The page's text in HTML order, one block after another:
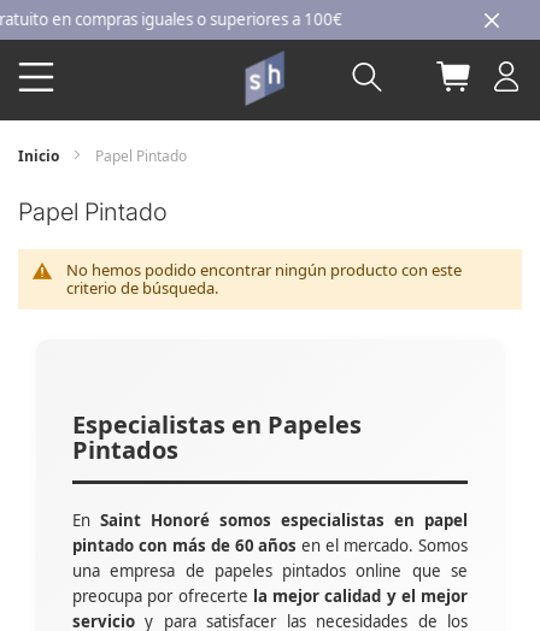
Ir
al
contenido
en compras iguales o superiores a 100€
Buscar Mi
Inicio Papel Pintado
Papel Pintado
No hemos podido encontrar ningún producto con este
criterio de búsqueda.
Especialistas en Papeles
Pintados
En Saint Honoré somos especialistas en papel
pintado con más de 60 años en el mercado. Somos
una empresa de papeles pintados online que se
preocupa por ofrecerte la mejor calidad y el mejor
servicio y para satisfacer las necesidades de los